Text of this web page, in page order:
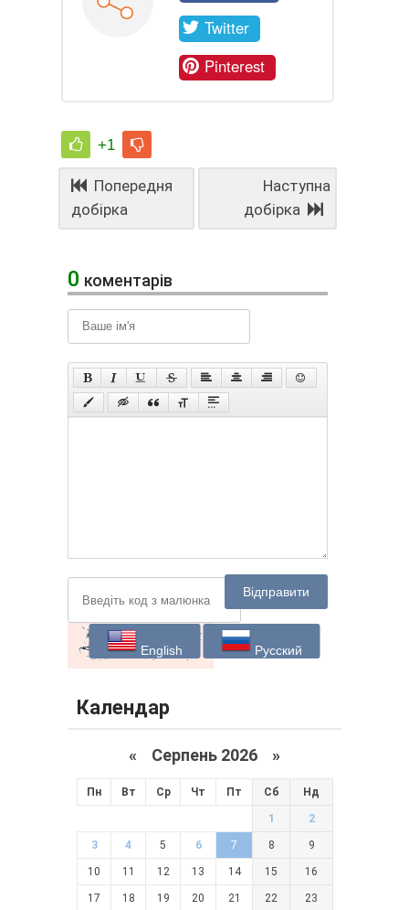
Twitter
Pinterest
+1
Попередня
добірка
Наступна
добірка
0 коментарів
Відправити
English Русский
Календар
« Серпень 2026 »
Пн Вт Ср Чт Пт Сб Нд
1 2
3 4 5 6 7 8 9
10 11 12 13 14 15 16
17 18 19 20 21 22 23